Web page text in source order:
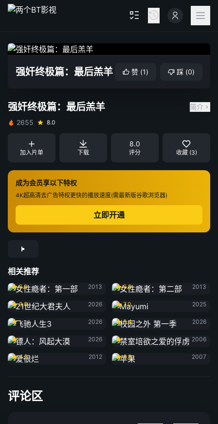
强奸终极篇：最后羔羊 赞 (1) 踩 (0)
强奸终极篇：最后羔羊
简介
2655
8.0
加入片单 下载
8.0
评分 收藏 (3)
成为会员享以下特权
4K超高清去广告特权更快的播放速度(需最新版谷歌浏览器)
立即开通
相关推荐
女性瘾者：第一部
6.9
2013
6.8
2013
21世纪大君夫人
8.0
2026
Mayumi
7.0
2025
飞驰人生3
2026
校园之外 第一季
8.4
2026
镖人：风起大漠
2026
禁室培欲之爱的俘虏
2006
爱很烂
4.5
2012
苹果
6.8
2007
评论区